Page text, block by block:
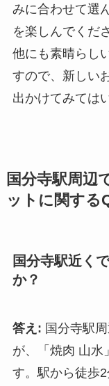
みに合わせて選
を楽しんでくだ
他にも素晴らし
すので、新しい
出かけてみては
国分寺駅周辺
ットに関する
国分寺駅近く
か？
答え: 国分寺駅
が、「焼肉 山水
す。駅から徒歩